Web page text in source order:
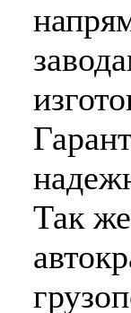
Так